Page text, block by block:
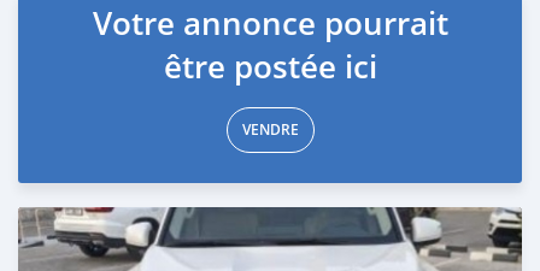
Votre annonce pourrait
être postée ici
VENDRE